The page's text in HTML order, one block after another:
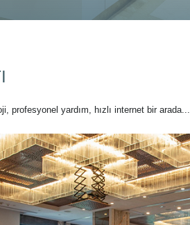
profesyonel yardım, hızlı internet bir arada...